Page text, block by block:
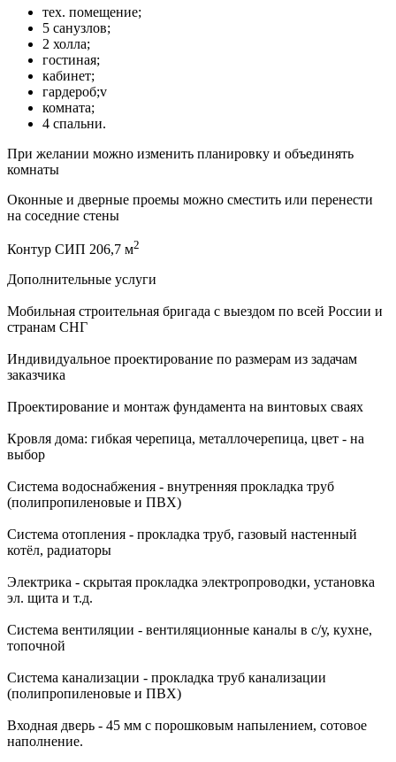
тех. помещение;
5 санузлов;
2 холла;
гостиная;
кабинет;
гардероб;v
комната;
4 спальни.
При желании можно изменить планировку и объединять
комнаты
Оконные и дверные проемы можно сместить или перенести
на соседние стены
Контур СИП 206,7 м2
Дополнительные услуги
Мобильная строительная бригада с выездом по всей России и
странам СНГ
Индивидуальное проектирование по размерам из задачам
заказчика
Проектирование и монтаж фундамента на винтовых сваях
Кровля дома: гибкая черепица, металлочерепица, цвет - на
выбор
Система водоснабжения - внутренняя прокладка труб
(полипропиленовые и ПВХ)
Система отопления - прокладка труб, газовый настенный
котёл, радиаторы
Электрика - скрытая прокладка электропроводки, установка
эл. щита и т.д.
Система вентиляции - вентиляционные каналы в с/у, кухне,
топочной
Система канализации - прокладка труб канализации
(полипропиленовые и ПВХ)
Входная дверь - 45 мм с порошковым напылением, сотовое
наполнение.